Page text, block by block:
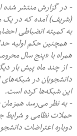
- در گزارش منتشر شده
(شریف) آمده که در یک
به کمیته انضباطی
- همچنین حکم اولیه
همراه با «پنج سال
- از چند ماه پیش بار
دانشجویان در شبکه‌های
این شبکه‌ها کرده است.
- به نظر می‌رسد همزمان
حملات نظامی و شرایط
دوباره اعتراضات